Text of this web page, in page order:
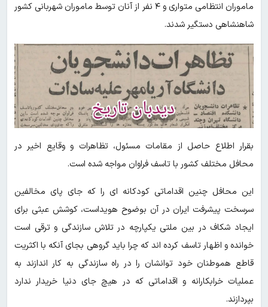
ماموران انتظامی متواری و ۴ نفر از آنان توسط ماموران شهربانی کشور
شاهنشاهی دستگیر شدند.
بقرار اطلاع حاصل از مقامات مسئول، تظاهرات و وقایع اخیر در
محافل مختلف کشور با تاسف فراوان مواجه شده است.
این محافل چنین اقداماتی کودکانه ای را که جای پای مخالفین
سرسخت پیشرفت ایران در آن بوضوح هویداست، کوشش عبثی برای
ایجاد شکاف در بین ملتی یکپارچه در تلاش سازندگی و ترقی است
خوانده و اظهار تاسف کرده اند که چرا باید گروهی بجای آنکه با اکثریت
قاطع هموطنان خود توانشان را در راه سازندگی به کار اندازند به
عملیات خرابکارانه و اقداماتی که در هیچ جای دنیا خریدار ندارد
بپردازند.